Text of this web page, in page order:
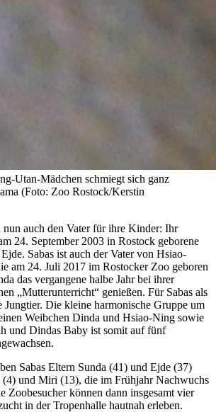
Utan-Mädchen schmiegt sich ganz
(Foto: Zoo Rostock/Kerstin
nun auch den Vater für ihre Kinder: Ihr
24. September 2003 in Rostock geborene
Sabas ist auch der Vater von Hsiao-
am 24. Juli 2017 im Rostocker Zoo geboren
das vergangene halbe Jahr bei ihrer
„Mutterunterricht“ genießen. Für Sabas als
Jungtier. Die kleine harmonische Gruppe um
Weibchen Dinda und Hsiao-Ning sowie
und Dindas Baby ist somit auf fünf
Sabas Eltern Sunda (41) und Ejde (37)
und Miri (13), die im Frühjahr Nachwuchs
Zoobesucher können dann insgesamt vier
in der Tropenhalle hautnah erleben.